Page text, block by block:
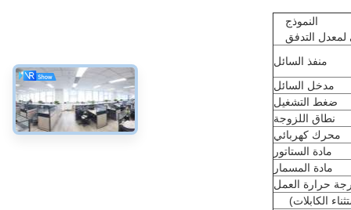
النموذج
لمعدل التدفق
منفذ السائل
مدخل السائل
ضغط التشغيل
نطاق اللزوجة
محرك كهربائي
مادة الستاتور
مادة المسمار
حرارة العمل
الكابلات)